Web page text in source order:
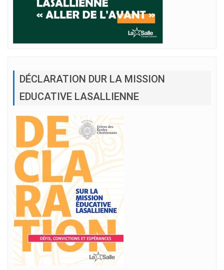
DÉCLARATION DUR LA MISSION
EDUCATIVE LASALLIENNE